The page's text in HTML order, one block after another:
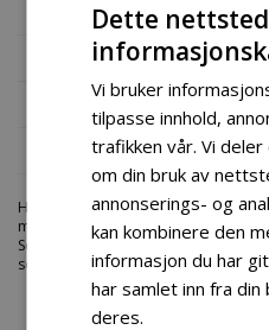
Mer informasjon
Produktomtaler
Fil vedlegg
Hos engrosservice.no får du kjøpt
markedets beste priser. Bestill en
Service. Vi har et stort utvalg av
segmentet. Velkommen skal du være.
Dette
Vi bruker
tilpasse innhold,
trafikken vår. Vi
om din bruk av
annonserings- og
kan kombinere den
informasjon du har
har samlet inn fra
deres.